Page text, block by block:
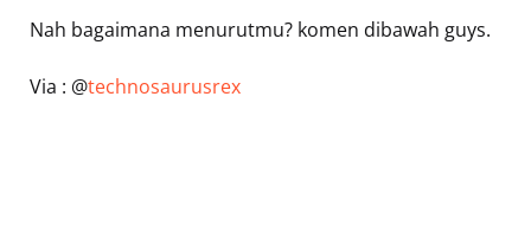
Nah bagaimana menurutmu? komen dibawah guys.
Via : @technosaurusrex